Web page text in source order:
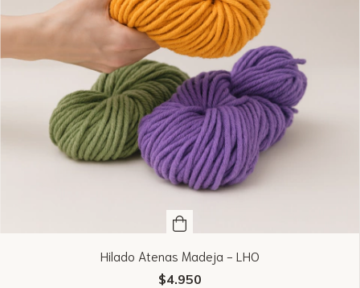
Hilado Atenas Madeja - LHO
$4.950